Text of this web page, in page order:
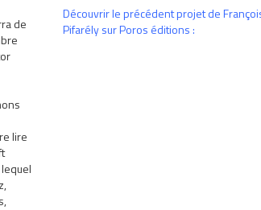
de
lire
Découvrir le précédent projet de
Pifarély sur Poros éditions :